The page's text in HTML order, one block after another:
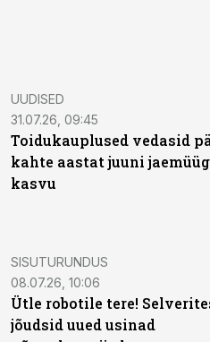
UUDISED
31.07.26, 09:45
Toidukauplused vedasid
kahte aastat juuni
kasvu
ST
SISUTURUNDUS
08.07.26, 10:06
Ütle robotile tere!
jõudsid uued usinad